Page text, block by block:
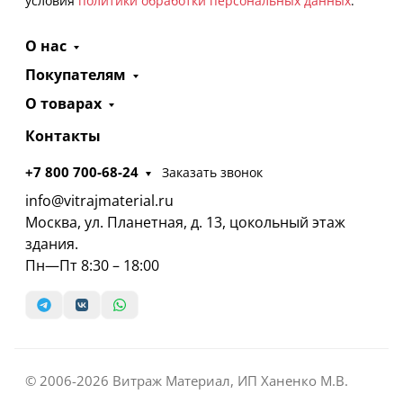
О нас
Покупателям
О товарах
Контакты
+7 800 700-68-24 Заказать звонок
info@vitrajmaterial.ru
Москва, ул. Планетная, д. 13, цокольный этаж
здания.
Пн—Пт 8:30 – 18:00
© 2006-2026 Витраж Материал, ИП Ханенко М.В.